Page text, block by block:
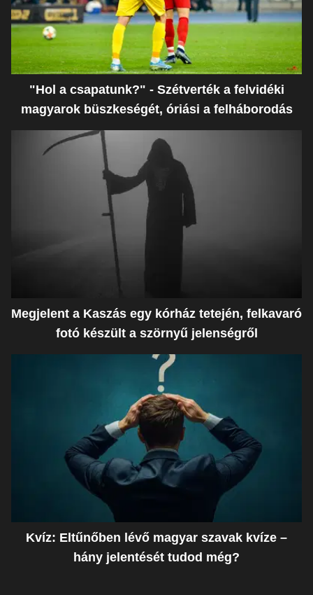
"Hol a csapatunk?" - Szétverték a felvidéki
magyarok büszkeségét, óriási a felháborodás
Megjelent a Kaszás egy kórház tetején, felkavaró
fotó készült a szörnyű jelenségről
Kvíz: Eltűnőben lévő magyar szavak kvíze –
hány jelentését tudod még?